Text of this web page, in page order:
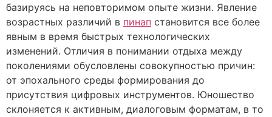
базируясь на неповторимом опыте жизни. Явление
возрастных различий в пинап становится все более
явным в время быстрых технологических
изменений. Отличия в понимании отдыха между
поколениями обусловлены совокупностью причин:
от эпохального среды формирования до
присутствия цифровых инструментов. Юношество
склоняется к активным, диалоговым форматам, в то